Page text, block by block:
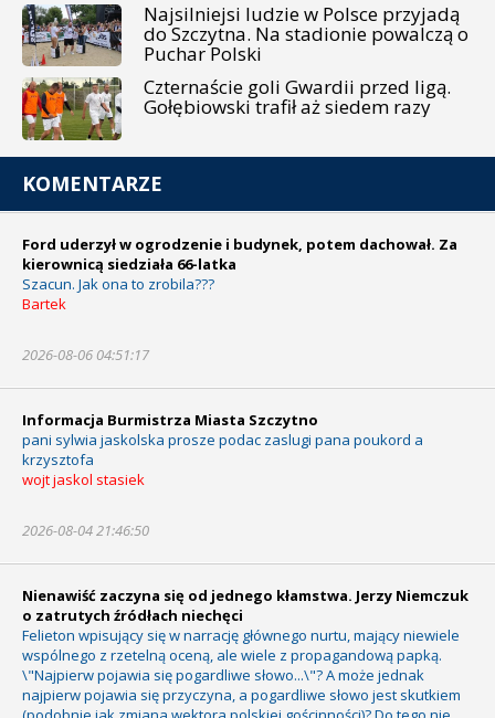
Najsilniejsi ludzie w Polsce przyjadą
do Szczytna. Na stadionie powalczą o
Puchar Polski
Czternaście goli Gwardii przed ligą.
Gołębiowski trafił aż siedem razy
KOMENTARZE
Ford uderzył w ogrodzenie i budynek, potem dachował. Za
kierownicą siedziała 66-latka
Szacun. Jak ona to zrobila???
Bartek
2026-08-06 04:51:17
Informacja Burmistrza Miasta Szczytno
pani sylwia jaskolska prosze podac zaslugi pana poukord a
krzysztofa
wojt jaskol stasiek
2026-08-04 21:46:50
Nienawiść zaczyna się od jednego kłamstwa. Jerzy Niemczuk
o zatrutych źródłach niechęci
Felieton wpisujący się w narrację głównego nurtu, mający niewiele
wspólnego z rzetelną oceną, ale wiele z propagandową papką.
\"Najpierw pojawia się pogardliwe słowo...\"? A może jednak
najpierw pojawia się przyczyna, a pogardliwe słowo jest skutkiem